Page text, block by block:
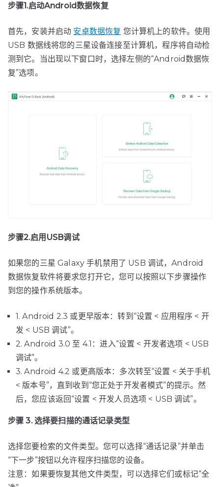
步骤1.启动Android数据恢复
首先，安装并启动 安卓数据恢复 您计算机上的软件。使用
USB 数据线将您的三星设备连接至计算机，程序将自动检
测到它。当出现以下窗口时，选择左侧的“Android数据恢
复”选项。
步骤2.启用USB调试
如果您的三星 Galaxy 手机禁用了 USB 调试，Android
数据恢复软件将要求您打开它，您可以按照以下步骤操作
到您的操作系统版本。
1. Android 2.3 或更早版本：转到“设置 < 应用程序 < 开
发 < USB 调试”。
2. Android 3.0 至 4.1：进入“设置 < 开发者选项 < USB
调试”。
3. Android 4.2 或更高版本：多次转至“设置 < 关于手机
< 版本号”，直到收到“您正处于开发者模式”的提示。然
后，您应该返回“设置 < 开发人员选项 < USB 调试”。
步骤 3. 选择要扫描的通话记录类型
选择您要检索的文件类型。您可以选择“通话记录”并单击
“下一步”按钮以允许程序扫描您的设备。
注意：如果要恢复其他文件类型，可以选择它们或标记“全